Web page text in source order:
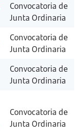
Convocatoria de
Junta Ordinaria
Convocatoria de
Junta Ordinaria
Convocatoria de
Junta Ordinaria
Convocatoria de
Junta Ordinaria